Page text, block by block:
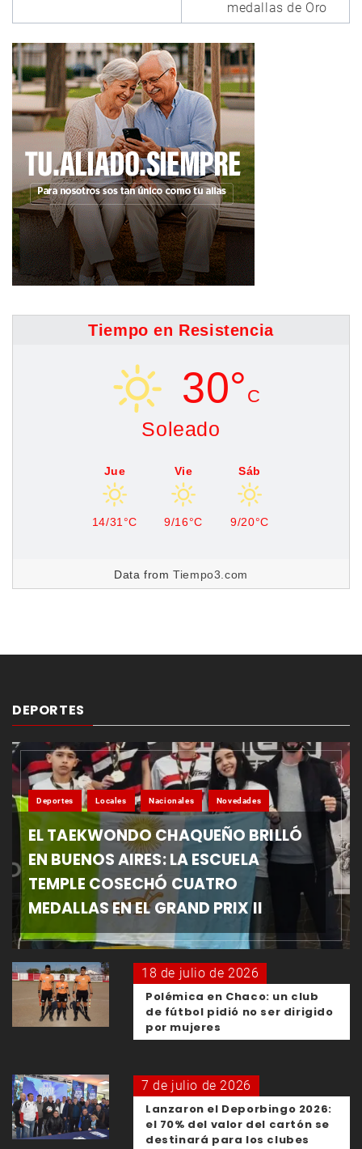
medallas de Oro
Tiempo en Resistencia
30° C
Soleado
Jue
14/31°C
Vie
9/16°C
Sáb
9/20°C
Data fromTiempo3.com
DEPORTES
Deportes Locales Nacionales Novedades
EL TAEKWONDO CHAQUEÑO BRILLÓ
EN BUENOS AIRES: LA ESCUELA
TEMPLE COSECHÓ CUATRO
MEDALLAS EN EL GRAND PRIX II
18 de julio de 2026
Polémica en Chaco: un club
de fútbol pidió no ser dirigido
por mujeres
7 de julio de 2026
Lanzaron el Deporbingo 2026:
el 70% del valor del cartón se
destinará para los clubes